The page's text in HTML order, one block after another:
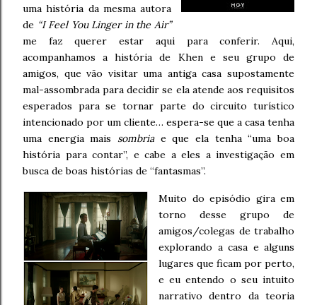
uma história da mesma autora
de “I Feel You Linger in the Air”
me faz querer estar aqui para conferir. Aqui,
acompanhamos a história de Khen e seu grupo de
amigos, que vão visitar uma antiga casa supostamente
mal-assombrada para decidir se ela atende aos requisitos
esperados para se tornar parte do circuito turístico
intencionado por um cliente… espera-se que a casa tenha
uma energia mais sombriae que ela tenha “uma boa
história para contar”, e cabe a eles a investigação em
busca de boas histórias de “fantasmas”.
Muito do episódio gira em
torno desse grupo de
amigos/colegas de trabalho
explorando a casa e alguns
lugares que ficam por perto,
e eu entendo o seu intuito
narrativo dentro da teoria